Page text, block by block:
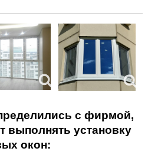
с фирмой,
выполнять установку
окон: